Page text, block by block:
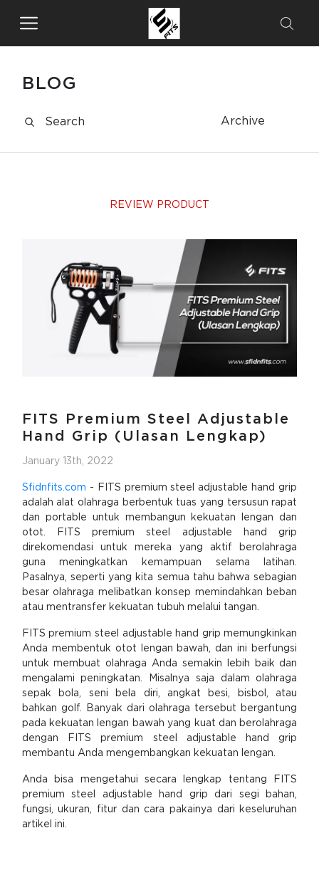
BLOG
Archive
REVIEW PRODUCT
FITS Premium Steel Adjustable
Hand Grip (Ulasan Lengkap)
January 13th, 2022
Sfidnfits.com - FITS premium steel adjustable hand grip
adalah alat olahraga berbentuk tuas yang tersusun rapat
dan portable untuk membangun kekuatan lengan dan
otot. FITS premium steel adjustable hand grip
direkomendasi untuk mereka yang aktif berolahraga
guna meningkatkan kemampuan selama latihan.
Pasalnya, seperti yang kita semua tahu bahwa sebagian
besar olahraga melibatkan konsep memindahkan beban
atau mentransfer kekuatan tubuh melalui tangan.
FITS premium steel adjustable hand grip memungkinkan
Anda membentuk otot lengan bawah, dan ini berfungsi
untuk membuat olahraga Anda semakin lebih baik dan
mengalami peningkatan. Misalnya saja dalam olahraga
sepak bola, seni bela diri, angkat besi, bisbol, atau
bahkan golf. Banyak dari olahraga tersebut bergantung
pada kekuatan lengan bawah yang kuat dan berolahraga
dengan FITS premium steel adjustable hand grip
membantu Anda mengembangkan kekuatan lengan.
Anda bisa mengetahui secara lengkap tentang FITS
premium steel adjustable hand grip dari segi bahan,
fungsi, ukuran, fitur dan cara pakainya dari keseluruhan
artikel ini.